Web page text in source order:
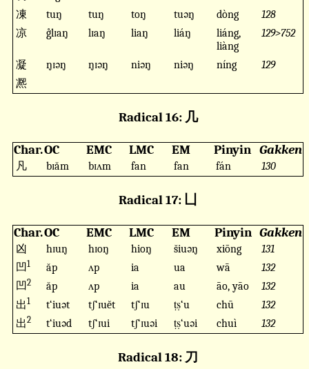
凍
tuŋ tuŋ toŋ tuəŋ dòng
128
凉
g̊lɪaŋ lɪaŋ liaŋ liáŋ
liáng,
liàng
129>752
凝 ŋɪəŋ ŋɪəŋ niəŋ niəŋ níng
129
凞
Radical 16: 几
Char.OC EMC LMC EM Pinyin Gakken
凡 bɪăm bɪʌm fan fan fán 130
Radical 17: 凵
Char.OC EMC LMC EM Pinyin Gakken
凶 hɪuŋ hɪoŋ hioŋ s̆iuəŋ xiōng
131
凹 1 ăp ʌp ia ua wā
132
凹 2 ăp ʌp ia au āo, yāo
132
出1 t‘iuət tʃ‘ɪuĕt tʃ‘ɪu ṭṣ‘u chū
132
出2 t‘iuəd tʃ‘ɪui tʃ‘ɪuəi ṭṣ‘uəi chuì 132
Radical 18: 刀